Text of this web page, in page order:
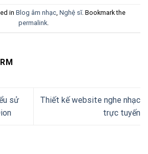
in Blog âm nhạc, Nghệ sĩ. Bookmark the
permalink.
sử
Thiết kế website nghe nhạc
trực tuyến